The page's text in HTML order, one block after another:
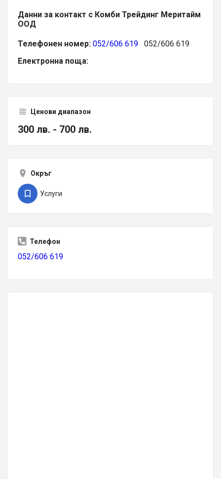
Данни за контакт с Комби Трейдинг Меритайм
ООД
Телефонен номер: 052/606 619 052/606 619
Електронна поща:
Ценови диапазон
300 лв. - 700 лв.
Окръг
Услуги
Телефон
052/606 619